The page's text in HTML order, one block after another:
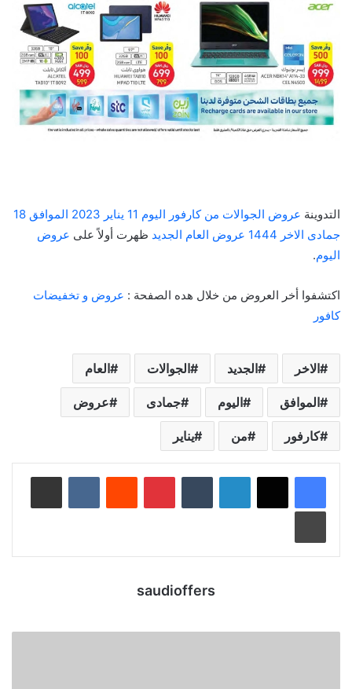
التدوينة
عروض الجوالات من كارفور اليوم 11 يناير 2023 الموافق 18
جمادى الاخر 1444 عروض العام الجديد
ظهرت أولاً على عروض
اليوم.
اكتشفوا أخر العروض من خلال هده الصفحة : عروض و تخفيضات
كافور
الاخر الجديد الجوالات العام
الموافق اليوم جمادى عروض
كارفور من يناير
لينكدإن بينتيريست
saudioffers